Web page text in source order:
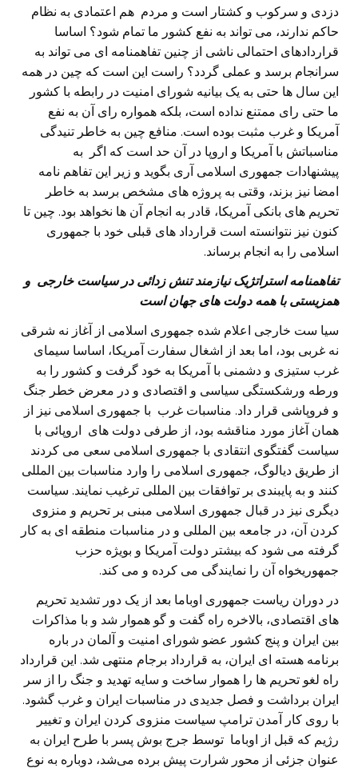
دزدی و سرکوب و کشتار است و مردم هم اعتمادی به نظام
حاکم ندارند، می تواند به نفع کشور ما تمام شود؟ اساسا
قراردادهای احتمالی ناشی از چنین تفاهمنامه ای می تواند به
سرانجام برسد و عملی گردد؟ راست این است که چین در همه
این سال ها حتی به یک بیانیه شورای امنیت در رابطه با کشور
ما حتی رای ممتنع نداده است، بلکه همواره رای آن به نفع
آمریکا و غرب مثبت بوده است. منافع چین به خاطر تنیدگی
مناسباتش با آمریکا و اروپا در آن حد است که اگر به
پیشنهادات جمهوری اسلامی آری بگوید و زیر این تفاهم نامه
امضا نیز بزند، وقتی به پروژه های مشخص برسد به خاطر
تحریم های بانکی آمریکا، قادر به انجام آن ها نخواهد بود. چین تا
کنون نیز نتوانسته است قرارداد های قبلی خود با جمهوری
اسلامی را به انجام برساند.
تفاهمنامه استراتژیک نیازمند تنش زدائی در سیاست خارجی و
همزیستی با همه دولت های جهان است
سیا ست خارجی اعلام شده جمهوری اسلامی از آغاز نه شرقی
نه غربی بود، اما بعد از اشغال سفارت آمریکا، اساسا سیمای
غرب ستیزی و دشمنی با آمریکا به خود گرفت و کشور را به
ورطه ورشکستگی سیاسی و اقتصادی و در معرض خطر جنگ
و فروپاشی قرار داد. مناسبات غرب با جمهوری اسلامی نیز از
همان آغاز مورد مناقشه بود، از طرفی دولت های اروپائی با
سیاست گفتگوی انتقادی با جمهوری اسلامی سعی می کردند
از طریق دیالوگ، جمهوری اسلامی را وارد مناسبات بین المللی
کنند و به پایبندی بر توافقات بین المللی ترغیب نمایند. سیاست
دیگری نیز در قبال جمهوری اسلامی مبنی بر تحریم و منزوی
کردن آن، در جامعه بین المللی و در مناسبات منطقه ای به کار
گرفته می شود که بیشتر دولت آمریکا و بویژه حزب
جمهوریخواه آن را نمایندگی می کرده و می کند.
در دوران ریاست جمهوری اوباما بعد از یک دور تشدید تحریم
های اقتصادی، بالاخره راه گفت و گو هموار شد و با مذاکرات
بین ایران و پنج کشور عضو شورای امنیت و آلمان در باره
برنامه هسته ای ایران، به قرارداد برجام منتهی شد. این قرارداد
راه لغو تحریم ها را هموار ساخت و سایه تهدید و جنگ را از سر
ایران برداشت و فصل جدیدی در مناسبات ایران و غرب گشود.
با روی کار آمدن ترامپ سیاست منزوی کردن ایران و تغییر
رژیم که قبل از اوباما توسط جرج بوش پسر با طرح ایران به
عنوان جزئی از محور شرارت پیش برده می‌شد، دوباره به نوع